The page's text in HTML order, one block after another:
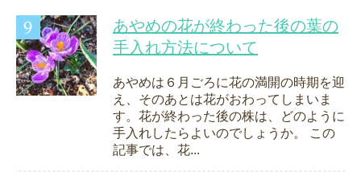
あやめの花が終わった後の葉の
手入れ方法について
あやめは６月ごろに花の満開の時期を迎
え、そのあとは花がおわってしまいま
す。花が終わった後の株は、どのように
手入れしたらよいのでしょうか。 この
記事では、花...